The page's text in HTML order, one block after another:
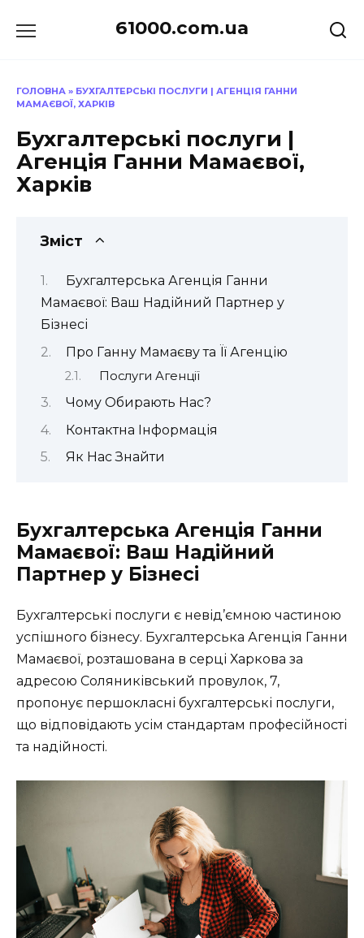
до
61000.com.ua
ГОЛОВНА » БУХГАЛТЕРСЬКІ ПОСЛУГИ | АГЕНЦІЯ ГАННИ
МАМАЄВОЇ, ХАРКІВ
Бухгалтерські послуги |
Агенція Ганни Мамаєвої,
Харків
Зміст
Бухгалтерська Агенція Ганни
Мамаєвої: Ваш Надійний Партнер у
Бізнесі
Про Ганну Мамаєву та Її Агенцію
Послуги Агенції
Чому Обирають Нас?
Контактна Інформація
Як Нас Знайти
Бухгалтерська Агенція Ганни
Мамаєвої: Ваш Надійний
Партнер у Бізнесі
Бухгалтерські послуги є невід’ємною частиною
успішного бізнесу. Бухгалтерська Агенція Ганни
Мамаєвої, розташована в серці Харкова за
адресою Соляниківський провулок, 7,
пропонує першокласні бухгалтерські послуги,
що відповідають усім стандартам професійності
та надійності.